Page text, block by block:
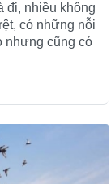
đi, nhiều không
có những nỗi
nhưng cũng có